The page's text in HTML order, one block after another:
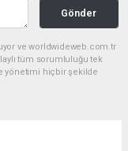
Gönder
ve worldwideweb.com.tr
tüm sorumluluğu tek
yönetimi hiçbir şekilde